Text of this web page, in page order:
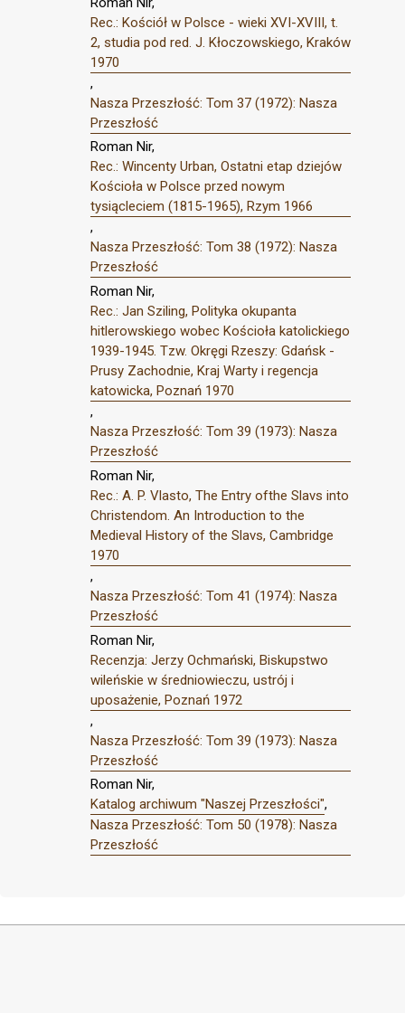
Rec.: Kościół w Polsce - wieki XVI-XVIII, t.
2, studia pod red. J. Kłoczowskiego, Kraków
1970
,
Nasza Przeszłość: Tom 37 (1972): Nasza
Przeszłość
Roman Nir,
Rec.: Wincenty Urban, Ostatni etap dziejów
Kościoła w Polsce przed nowym
tysiącleciem (1815-1965), Rzym 1966
,
Nasza Przeszłość: Tom 38 (1972): Nasza
Przeszłość
Roman Nir,
Rec.: Jan Sziling, Polityka okupanta
hitlerowskiego wobec Kościoła katolickiego
1939-1945. Tzw. Okręgi Rzeszy: Gdańsk -
Prusy Zachodnie, Kraj Warty i regencja
katowicka, Poznań 1970
,
Nasza Przeszłość: Tom 39 (1973): Nasza
Przeszłość
Roman Nir,
Rec.: A. P. Vlasto, The Entry ofthe Slavs into
Christendom. An Introduction to the
Medieval History of the Slavs, Cambridge
1970
,
Nasza Przeszłość: Tom 41 (1974): Nasza
Przeszłość
Roman Nir,
Recenzja: Jerzy Ochmański, Biskupstwo
wileńskie w średniowieczu, ustrój i
uposażenie, Poznań 1972
,
Nasza Przeszłość: Tom 39 (1973): Nasza
Przeszłość
Roman Nir,
Katalog archiwum "Naszej Przeszłości",
Nasza Przeszłość: Tom 50 (1978): Nasza
Przeszłość